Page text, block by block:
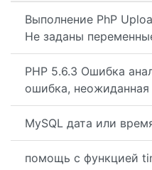
Выполнение PhP
Не заданы
PHP 5.6.3 Ошибка
ошибка, неожиданная
MySQL дата или
помощь с функцией